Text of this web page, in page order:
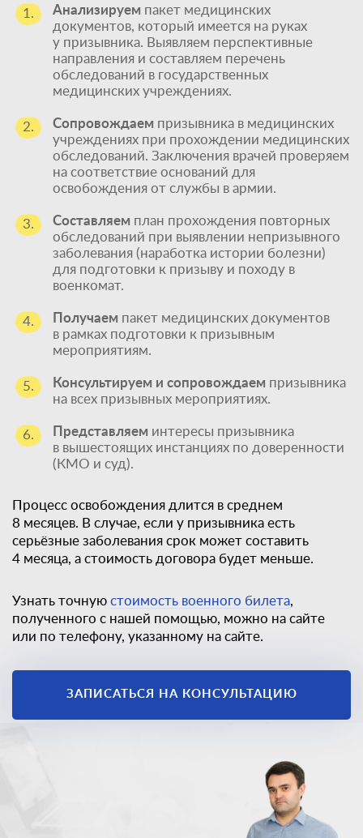
Единственный
законный способ
получить
1. Анализируем пакет медицинских
документов, который имеется на руках
у призывника. Выявляем перспективные
направления и составляем перечень
обследований в государственных
медицинских учреждениях.
2. Сопровождаем призывника в медицинских
учреждениях при прохождении медицинских
обследований. Заключения врачей проверяем
на соответствие оснований для
освобождения от службы в армии.
3. Составляем план прохождения повторных
обследований при выявлении непризывного
заболевания (наработка истории болезни)
для подготовки к призыву и походу в
военкомат.
4. Получаем пакет медицинских документов
в рамках подготовки к призывным
мероприятиям.
5. Консультируем и сопровождаем призывника
на всех призывных мероприятиях.
6. Представляем интересы призывника
в вышестоящих инстанциях по доверенности
(КМО и суд).
Процесс освобождения длится в среднем
8 месяцев. В случае, если у призывника есть
серьёзные заболевания срок может составить
4 месяца, а стоимость договора будет меньше.
Узнать точную стоимость военного билета,
полученного с нашей помощью, можно на сайте
или по телефону, указанному на сайте.
ЗАПИСАТЬСЯ НА КОНСУЛЬТАЦИЮ